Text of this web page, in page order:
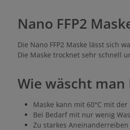
Nano FFP2
Die Nano FFP2 Maske lässt sich
Die Maske trocknet sehr schnell
Wie wäscht man
Maske kann mit 60°C mit
Bei Bedarf mit nur wenig
Zu starkes